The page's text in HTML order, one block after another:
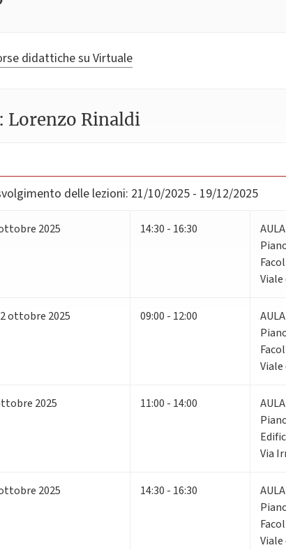
didattiche su Virtuale
Lorenzo Rinaldi
delle lezioni: 21/10/2025 - 19/12/2025
2025 14:30 - 16:30
ottobre 2025 09:00 - 12:00
2025 11:00 - 14:00
Via
2025 14:30 - 16:30